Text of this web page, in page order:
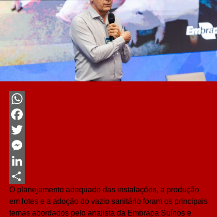
WhatsApp
Facebook
Twitter
Messenger
LinkedIn
Share
O planejamento adequado das instalações, a produção
em lotes e a adoção do vazio sanitário foram os principais
temas abordados pelo analista da Embrapa Suínos e